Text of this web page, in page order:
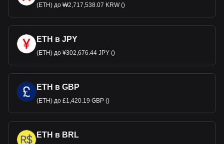
(ETH) до ₩2,717,538.07 KRW ()
ETH в JPY
(ETH) до ¥302,676.44 JPY ()
ETH в GBP
(ETH) до £1,420.19 GBP ()
ETH в BRL